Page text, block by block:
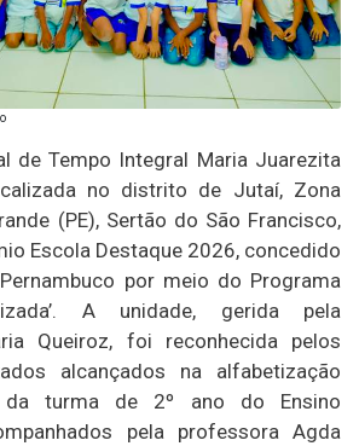
de Tempo Integral Maria Juarezita
no distrito de Jutaí, Zona
(PE), Sertão do São Francisco,
Escola Destaque 2026, concedido
por meio do Programa
A unidade, gerida pela
Queiroz, foi reconhecida pelos
alcançados na alfabetização
da turma de 2º ano do Ensino
pela professora Agda